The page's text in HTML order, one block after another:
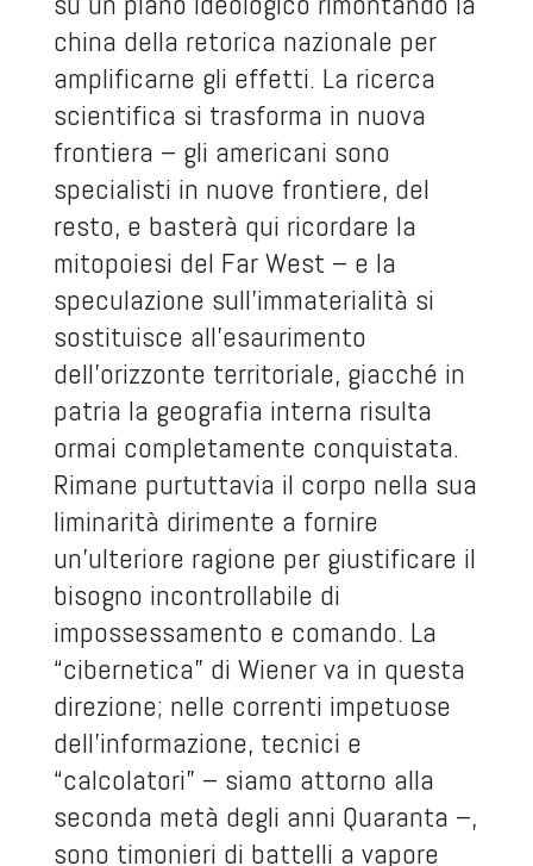
china della retorica nazionale per
amplificarne gli effetti. La ricerca
scientifica si trasforma in nuova
frontiera – gli americani sono
specialisti in nuove frontiere, del
resto, e basterà qui ricordare la
mitopoiesi del Far West – e la
speculazione sull’immaterialità si
sostituisce all’esaurimento
dell’orizzonte territoriale, giacché in
patria la geografia interna risulta
ormai completamente conquistata.
Rimane purtuttavia il corpo nella sua
liminarità dirimente a fornire
un’ulteriore ragione per giustificare il
bisogno incontrollabile di
impossessamento e comando. La
“cibernetica” di Wiener va in questa
direzione; nelle correnti impetuose
dell’informazione, tecnici e
“calcolatori” – siamo attorno alla
seconda metà degli anni Quaranta –,
sono timonieri di battelli a vapore